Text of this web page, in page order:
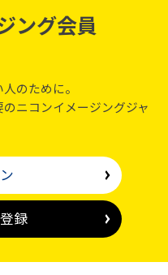
ング会員
のために。
ニコンイメージングジャ
録